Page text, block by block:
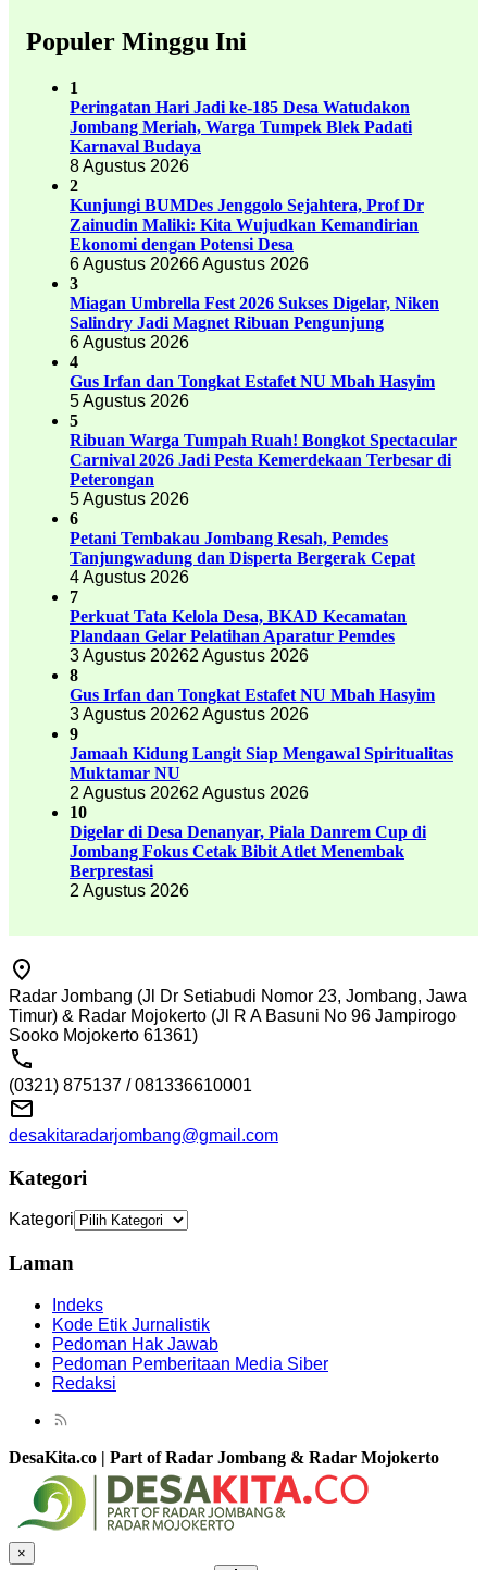
Populer Minggu Ini
1
Peringatan Hari Jadi ke-185 Desa Watudakon
Jombang Meriah, Warga Tumpek Blek Padati
Karnaval Budaya
8 Agustus 2026
2
Kunjungi BUMDes Jenggolo Sejahtera, Prof Dr
Zainudin Maliki: Kita Wujudkan Kemandirian
Ekonomi dengan Potensi Desa
6 Agustus 20266 Agustus 2026
3
Miagan Umbrella Fest 2026 Sukses Digelar, Niken
Salindry Jadi Magnet Ribuan Pengunjung
6 Agustus 2026
4
Gus Irfan dan Tongkat Estafet NU Mbah Hasyim
5 Agustus 2026
5
Ribuan Warga Tumpah Ruah! Bongkot Spectacular
Carnival 2026 Jadi Pesta Kemerdekaan Terbesar di
Peterongan
5 Agustus 2026
6
Petani Tembakau Jombang Resah, Pemdes
Tanjungwadung dan Disperta Bergerak Cepat
4 Agustus 2026
7
Perkuat Tata Kelola Desa, BKAD Kecamatan
Plandaan Gelar Pelatihan Aparatur Pemdes
3 Agustus 20262 Agustus 2026
8
Gus Irfan dan Tongkat Estafet NU Mbah Hasyim
3 Agustus 20262 Agustus 2026
9
Jamaah Kidung Langit Siap Mengawal Spiritualitas
Muktamar NU
2 Agustus 20262 Agustus 2026
10
Digelar di Desa Denanyar, Piala Danrem Cup di
Jombang Fokus Cetak Bibit Atlet Menembak
Berprestasi
2 Agustus 2026
Radar Jombang (Jl Dr Setiabudi Nomor 23, Jombang, Jawa
Timur) & Radar Mojokerto (Jl R A Basuni No 96 Jampirogo
Sooko Mojokerto 61361)
(0321) 875137 / 081336610001
desakitaradarjombang@gmail.com
Kategori
Kategori
Laman
Indeks
Kode Etik Jurnalistik
Pedoman Hak Jawab
Pedoman Pemberitaan Media Siber
Redaksi
DesaKita.co | Part of Radar Jombang & Radar Mojokerto
×